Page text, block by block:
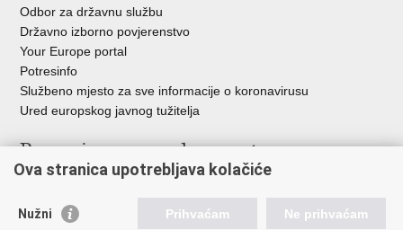
Odbor za državnu službu
Državno izborno povjerenstvo
Your Europe portal
Potresinfo
Službeno mjesto za sve informacije o koronavirusu
Ured europskog javnog tužitelja
Poveznice pravosudnog sustava
Državno odvjetništvo
Ured za suzbijanje korupcije i organiziranog kriminaliteta
Ova stranica upotrebljava kolačiće
Nužni Prihvaćam Ne prihvaćam